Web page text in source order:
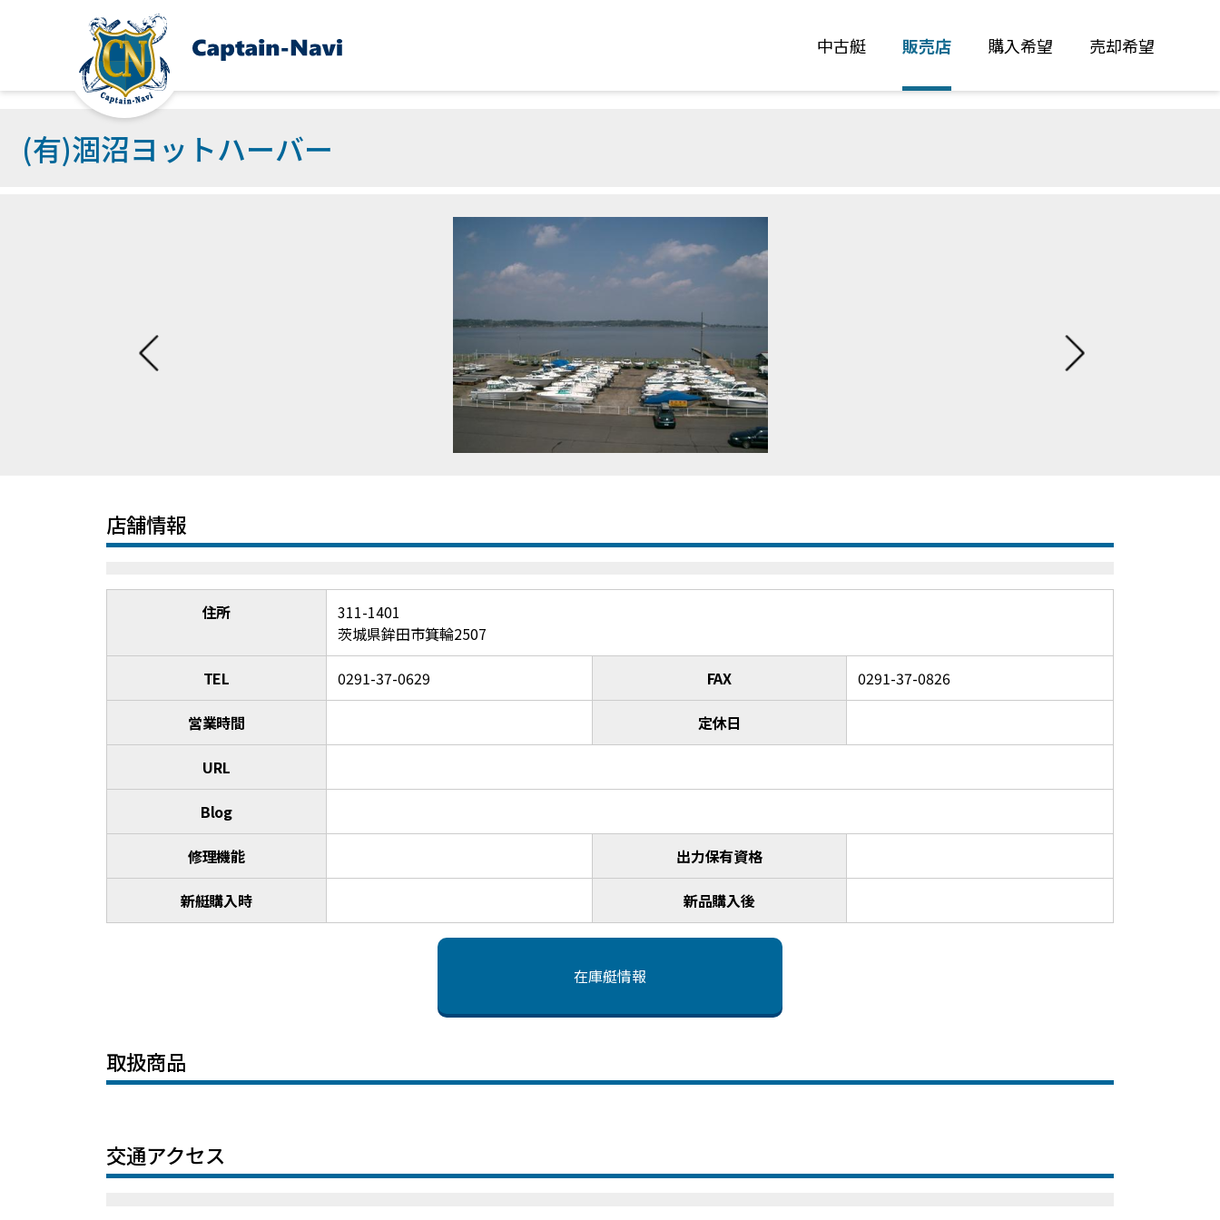
中古艇 販売店 購入希望 売却希望
(有)涸沼ヨットハーバー
店舗情報
住所
311-1401
茨城県鉾田市箕輪2507
TEL 0291-37-0629 FAX 0291-37-0826
営業時間 定休日
URL
Blog
修理機能 出力保有資格
新艇購入時 新品購入後
在庫艇情報
取扱商品
交通アクセス